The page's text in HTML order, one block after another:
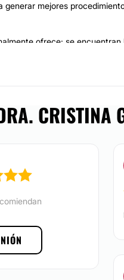
generar mejores
ofrece: se encuentran
dentales,
orofacial con
cuenta con equipo y
equipo de trabajo atienden
Miguel de Tucumán. Es ahí
las necesidades particulares
CRISTINA